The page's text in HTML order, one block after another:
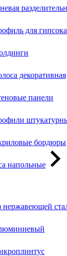
для
декоративная
панели
бордюры
напольные
нержавеющей